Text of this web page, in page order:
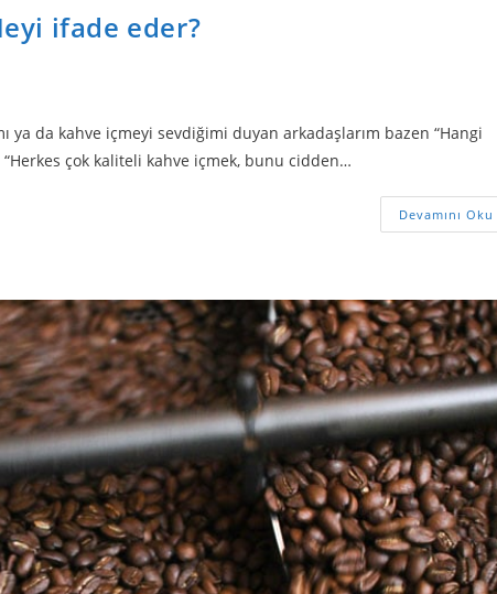
ifade eder?
ya da kahve içmeyi sevdiğimi duyan arkadaşlarım bazen “Hangi
“Herkes çok kaliteli kahve içmek, bunu cidden…
Devamını Oku